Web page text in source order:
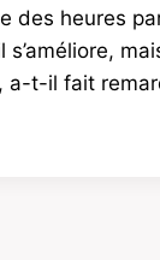
des heures
a-t-il fait